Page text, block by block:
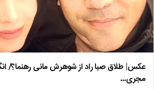
عکس| طلاق صبا راد از شوهرش مانی رهنما؟/
مجری…